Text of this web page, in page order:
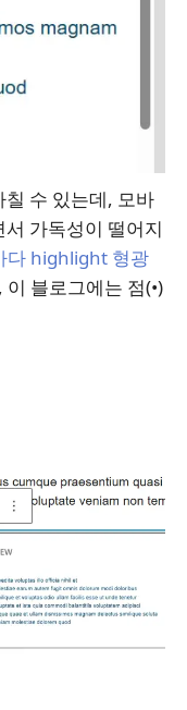
수 있는데, 모바
가독성이 떨어지
다 highlight 형광
블로그에는 점(•)